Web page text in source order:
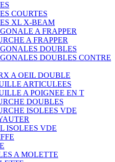
COURTES
XL X-BEAM
A FRAPPER
A FRAPPER
DOUBLES
DOUBLES CONTRE
A OEIL DOUBLE
ARTICULEES
A POIGNEE EN T
DOUBLES
ISOLEES VDE
ISOLEES VDE
A MOLETTE